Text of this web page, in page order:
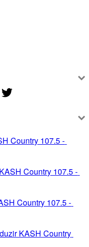
Country 107.5 -
Country 107.5 -
Country 107.5 -
KASH Country